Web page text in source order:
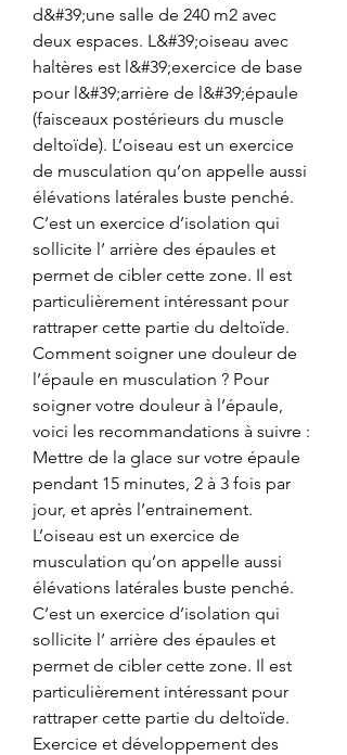
d&#39;une salle de 240 m2 avec
deux espaces. L&#39;oiseau avec
haltères est l&#39;exercice de base
pour l&#39;arrière de l&#39;épaule
(faisceaux postérieurs du muscle
deltoïde). L’oiseau est un exercice
de musculation qu’on appelle aussi
élévations latérales buste penché.
C’est un exercice d’isolation qui
sollicite l’ arrière des épaules et
permet de cibler cette zone. Il est
particulièrement intéressant pour
rattraper cette partie du deltoïde.
Comment soigner une douleur de
l’épaule en musculation ? Pour
soigner votre douleur à l’épaule,
voici les recommandations à suivre :
Mettre de la glace sur votre épaule
pendant 15 minutes, 2 à 3 fois par
jour, et après l’entrainement.
L’oiseau est un exercice de
musculation qu’on appelle aussi
élévations latérales buste penché.
C’est un exercice d’isolation qui
sollicite l’ arrière des épaules et
permet de cibler cette zone. Il est
particulièrement intéressant pour
rattraper cette partie du deltoïde.
Exercice et développement des